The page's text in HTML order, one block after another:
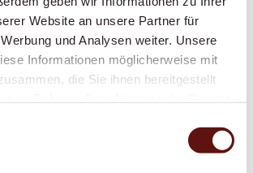
Website an unsere Partner für
und Analysen weiter. Unsere
Informationen möglicherweise mit
die Sie ihnen bereitgestellt
damit Sie sich sicher und
Angehörigen? Wir sichern Sie